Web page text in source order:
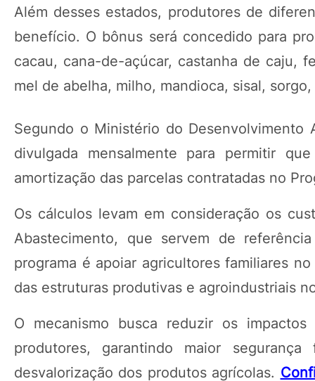
Além desses estados, produtores de
benefício. O bônus será concedido para
cacau, cana-de-açúcar, castanha de caju,
mel de abelha, milho, mandioca, sisal,
Segundo o Ministério do
divulgada mensalmente para permitir
amortização das parcelas contratadas no
Os cálculos levam em consideração os
Abastecimento, que servem de
programa é apoiar agricultores familiares
das estruturas produtivas e agroindustriais
O mecanismo busca reduzir os
produtores, garantindo maior
desvalorização dos produtos agrícolas.